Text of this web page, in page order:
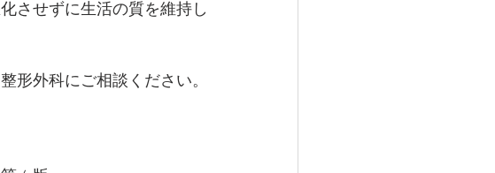
させずに生活の質を維持し
形外科にご相談ください。